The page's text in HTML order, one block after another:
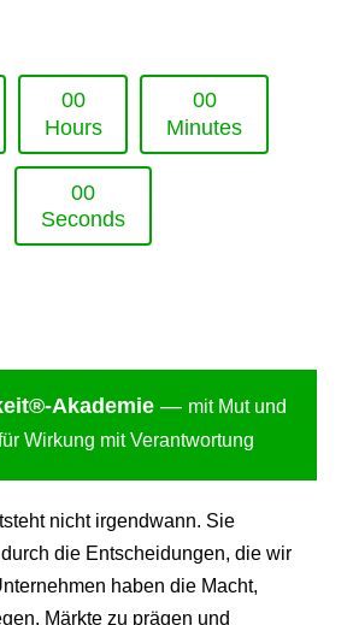
00
Hours
00
Minutes
00
Seconds
t®-Akademie — mit Mut und
Wirkung mit Verantwortung
nicht irgendwann. Sie
die Entscheidungen, die wir
haben die Macht,
Märkte zu prägen und